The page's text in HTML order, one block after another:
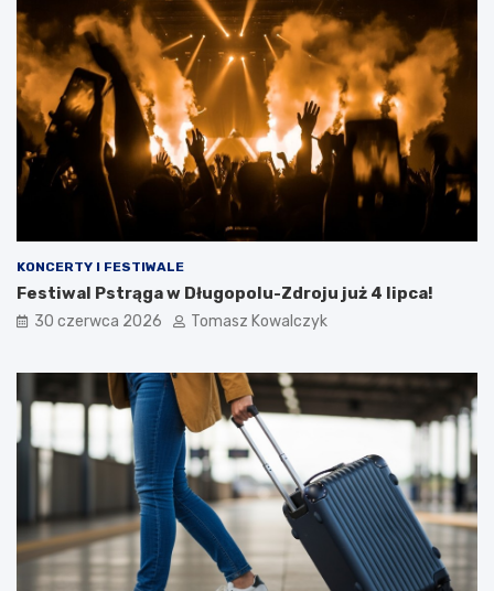
KONCERTY I FESTIWALE
Festiwal Pstrąga w Długopolu-Zdroju już 4 lipca!
30 czerwca 2026 Tomasz Kowalczyk